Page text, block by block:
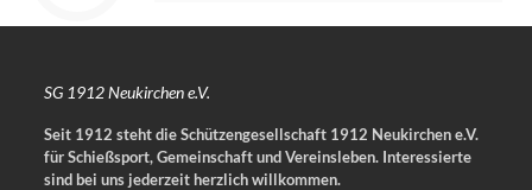
SG 1912 Neukirchen e.V.
Seit 1912 steht die Schützengesellschaft 1912 Neukirchen e.V.
für Schießsport, Gemeinschaft und Vereinsleben. Interessierte
sind bei uns jederzeit herzlich willkommen.